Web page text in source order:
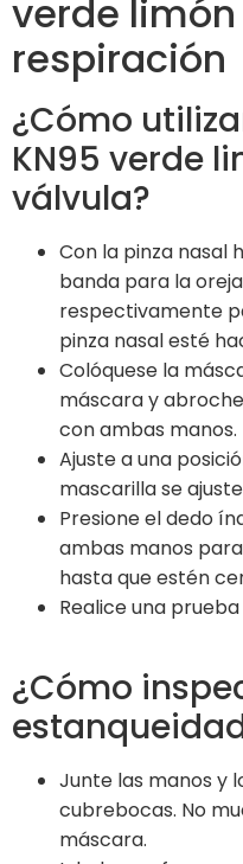
verde
respiración
¿Cómo
KN95 verde
válvula?
Con la pinza nasal
banda para la
respectivamente
pinza nasal esté
Colóquese la
máscara y
con ambas manos.
Ajuste a una
mascarilla se
Presione el dedo
ambas manos
hasta que estén
Realice una
¿Cómo
Junte las manos y
cubrebocas. No
máscara.